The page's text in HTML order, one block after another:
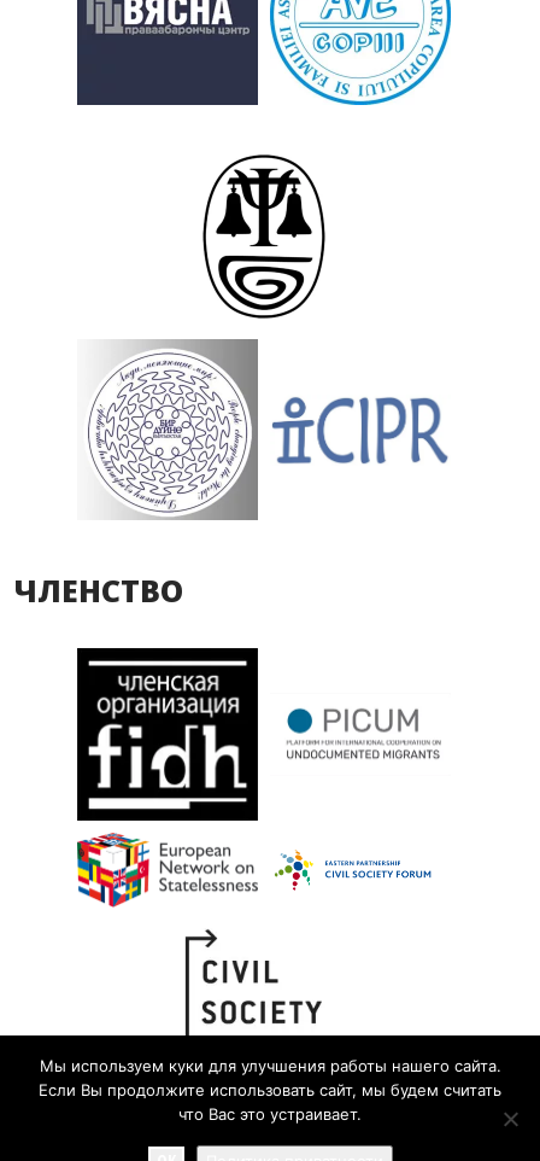
ЧЛЕНСТВО
Мы используем куки для улучшения работы нашего сайта.
Если Вы продолжите использовать сайт, мы будем считать
что Вас это устраивает.